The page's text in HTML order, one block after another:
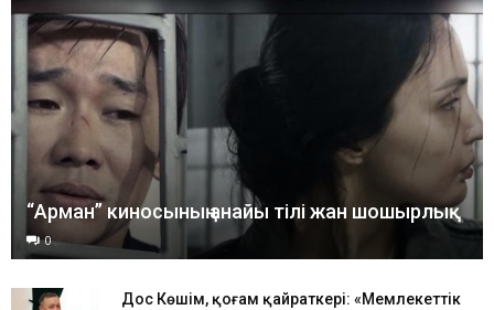
“Арман” киносының анайы тілі жан шошырлық
0
Дос Көшім, қоғам қайраткері: «Мемлекеттік